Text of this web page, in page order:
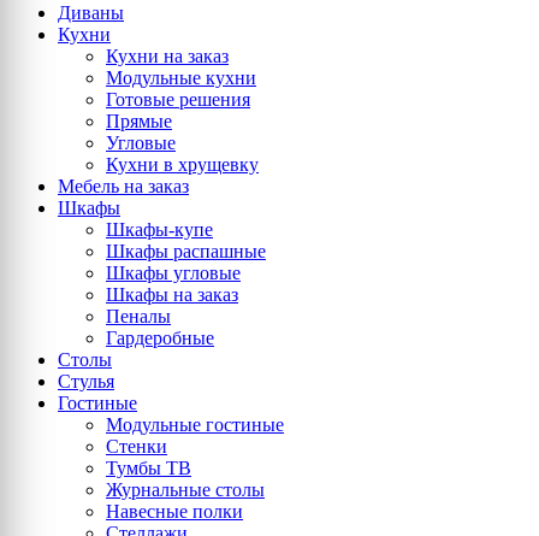
Диваны
Кухни
Кухни на заказ
Модульные кухни
Готовые решения
Прямые
Угловые
Кухни в хрущевку
Мебель на заказ
Шкафы
Шкафы-купе
Шкафы распашные
Шкафы угловые
Шкафы на заказ
Пеналы
Гардеробные
Столы
Стулья
Гостиные
Модульные гостиные
Стенки
Тумбы ТВ
Журнальные столы
Навесные полки